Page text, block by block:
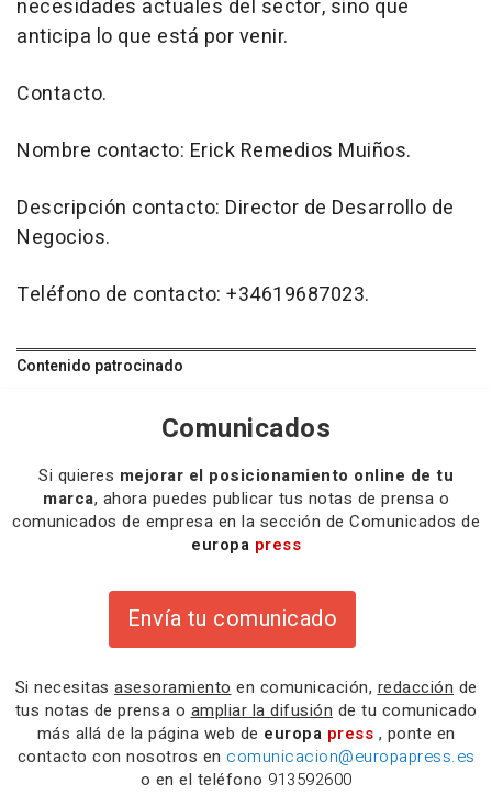
necesidades actuales del sector, sino que
anticipa lo que está por venir.
Contacto.
Nombre contacto: Erick Remedios Muiños.
Descripción contacto: Director de Desarrollo de
Negocios.
Teléfono de contacto: +34619687023.
Contenido patrocinado
Comunicados
Si quieres mejorar el posicionamiento online de tu
marca, ahora puedes publicar tus notas de prensa o
comunicados de empresa en la sección de Comunicados de
europa press
Envía tu comunicado
Si necesitas asesoramiento en comunicación, redacción de
tus notas de prensa o ampliar la difusión de tu comunicado
más allá de la página web de europa press , ponte en
contacto con nosotros en comunicacion@europapress.es
o en el teléfono 913592600